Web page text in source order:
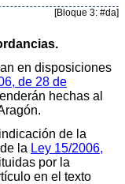
[Bloque 3: #da]
en disposiciones
de 28 de
hechas al
de la
la Ley 15/2006,
por la
en el texto